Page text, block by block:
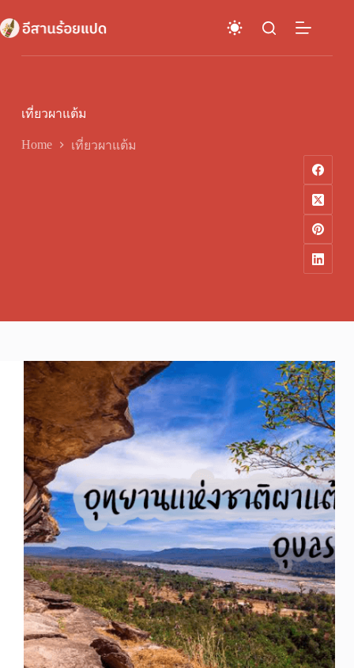
to
content
เที่ยวผาแต้ม
Home เที่ยวผาแต้ม